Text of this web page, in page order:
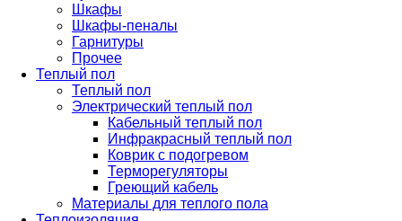
Шкафы
Шкафы-пеналы
Гарнитуры
Прочее
Теплый пол
Теплый пол
Электрический теплый пол
Кабельный теплый пол
Инфракрасный теплый пол
Коврик с подогревом
Терморегуляторы
Греющий кабель
Материалы для теплого пола